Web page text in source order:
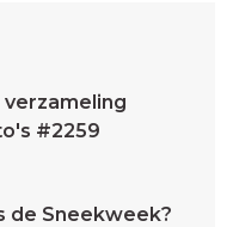
#2259
de Sneekweek?